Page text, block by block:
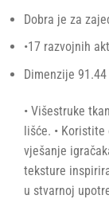
Dobra je za
•17 razvojnih
Dimenzije
• Višestruke
lišće. •
vješanje
teksture
u stvarnoj